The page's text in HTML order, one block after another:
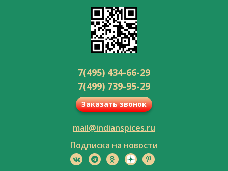
7(495) 434-66-29
7(499) 739-95-29
Заказать звонок
mail@indianspices.ru
Подписка на новости